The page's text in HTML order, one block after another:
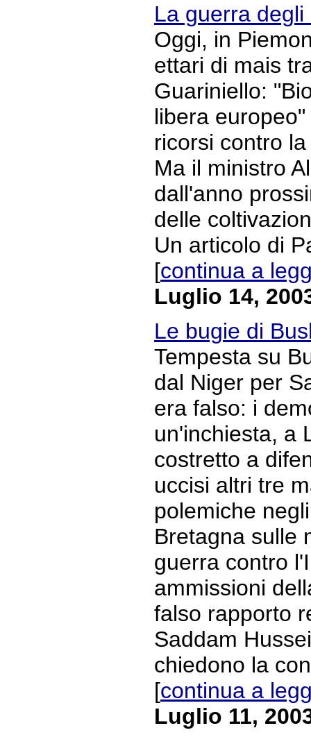
La guerra degli
Oggi, in
ettari di mais
Guariniello:
libera
ricorsi contro
Ma il ministro
dall'anno
delle
Un articolo di
[continua a
Luglio 14,
Le bugie di
Tempesta su
dal Niger per
era falso: i
un'inchiesta, a
costretto a
uccisi altri tre
polemiche
Bretagna sulle
guerra contro
ammissioni
falso rapporto
Saddam
chiedono la
[continua a
Luglio 11,